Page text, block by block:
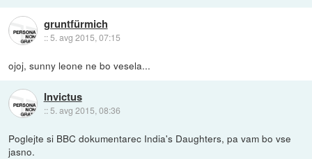
gruntfürmich
::5. avg 2015, 07:15
ojoj, sunny leone ne bo vesela...
Invictus
:: 5. avg 2015, 08:36
Poglejte si BBC dokumentarec India's Daughters, pa vam bo vse
jasno.